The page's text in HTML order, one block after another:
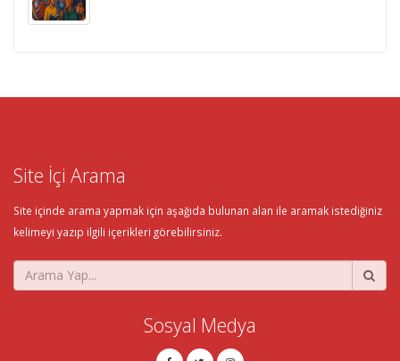
Site İçi Arama
Site içinde arama yapmak için aşağıda bulunan alan ile aramak istediğiniz
kelimeyi yazıp ilgili içerikleri görebilirsiniz.
Sosyal Medya